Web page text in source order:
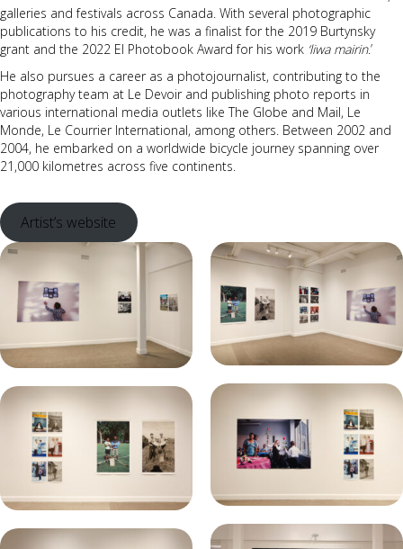
galleries and festivals across Canada. With several photographic
publications to his credit, he was a finalist for the 2019 Burtynsky
grant and the 2022 EI Photobook Award for his work ‘liwa mairin.’
He also pursues a career as a photojournalist, contributing to the
photography team at Le Devoir and publishing photo reports in
various international media outlets like The Globe and Mail, Le
Monde, Le Courrier International, among others. Between 2002 and
2004, he embarked on a worldwide bicycle journey spanning over
21,000 kilometres across five continents.
Artist’s website